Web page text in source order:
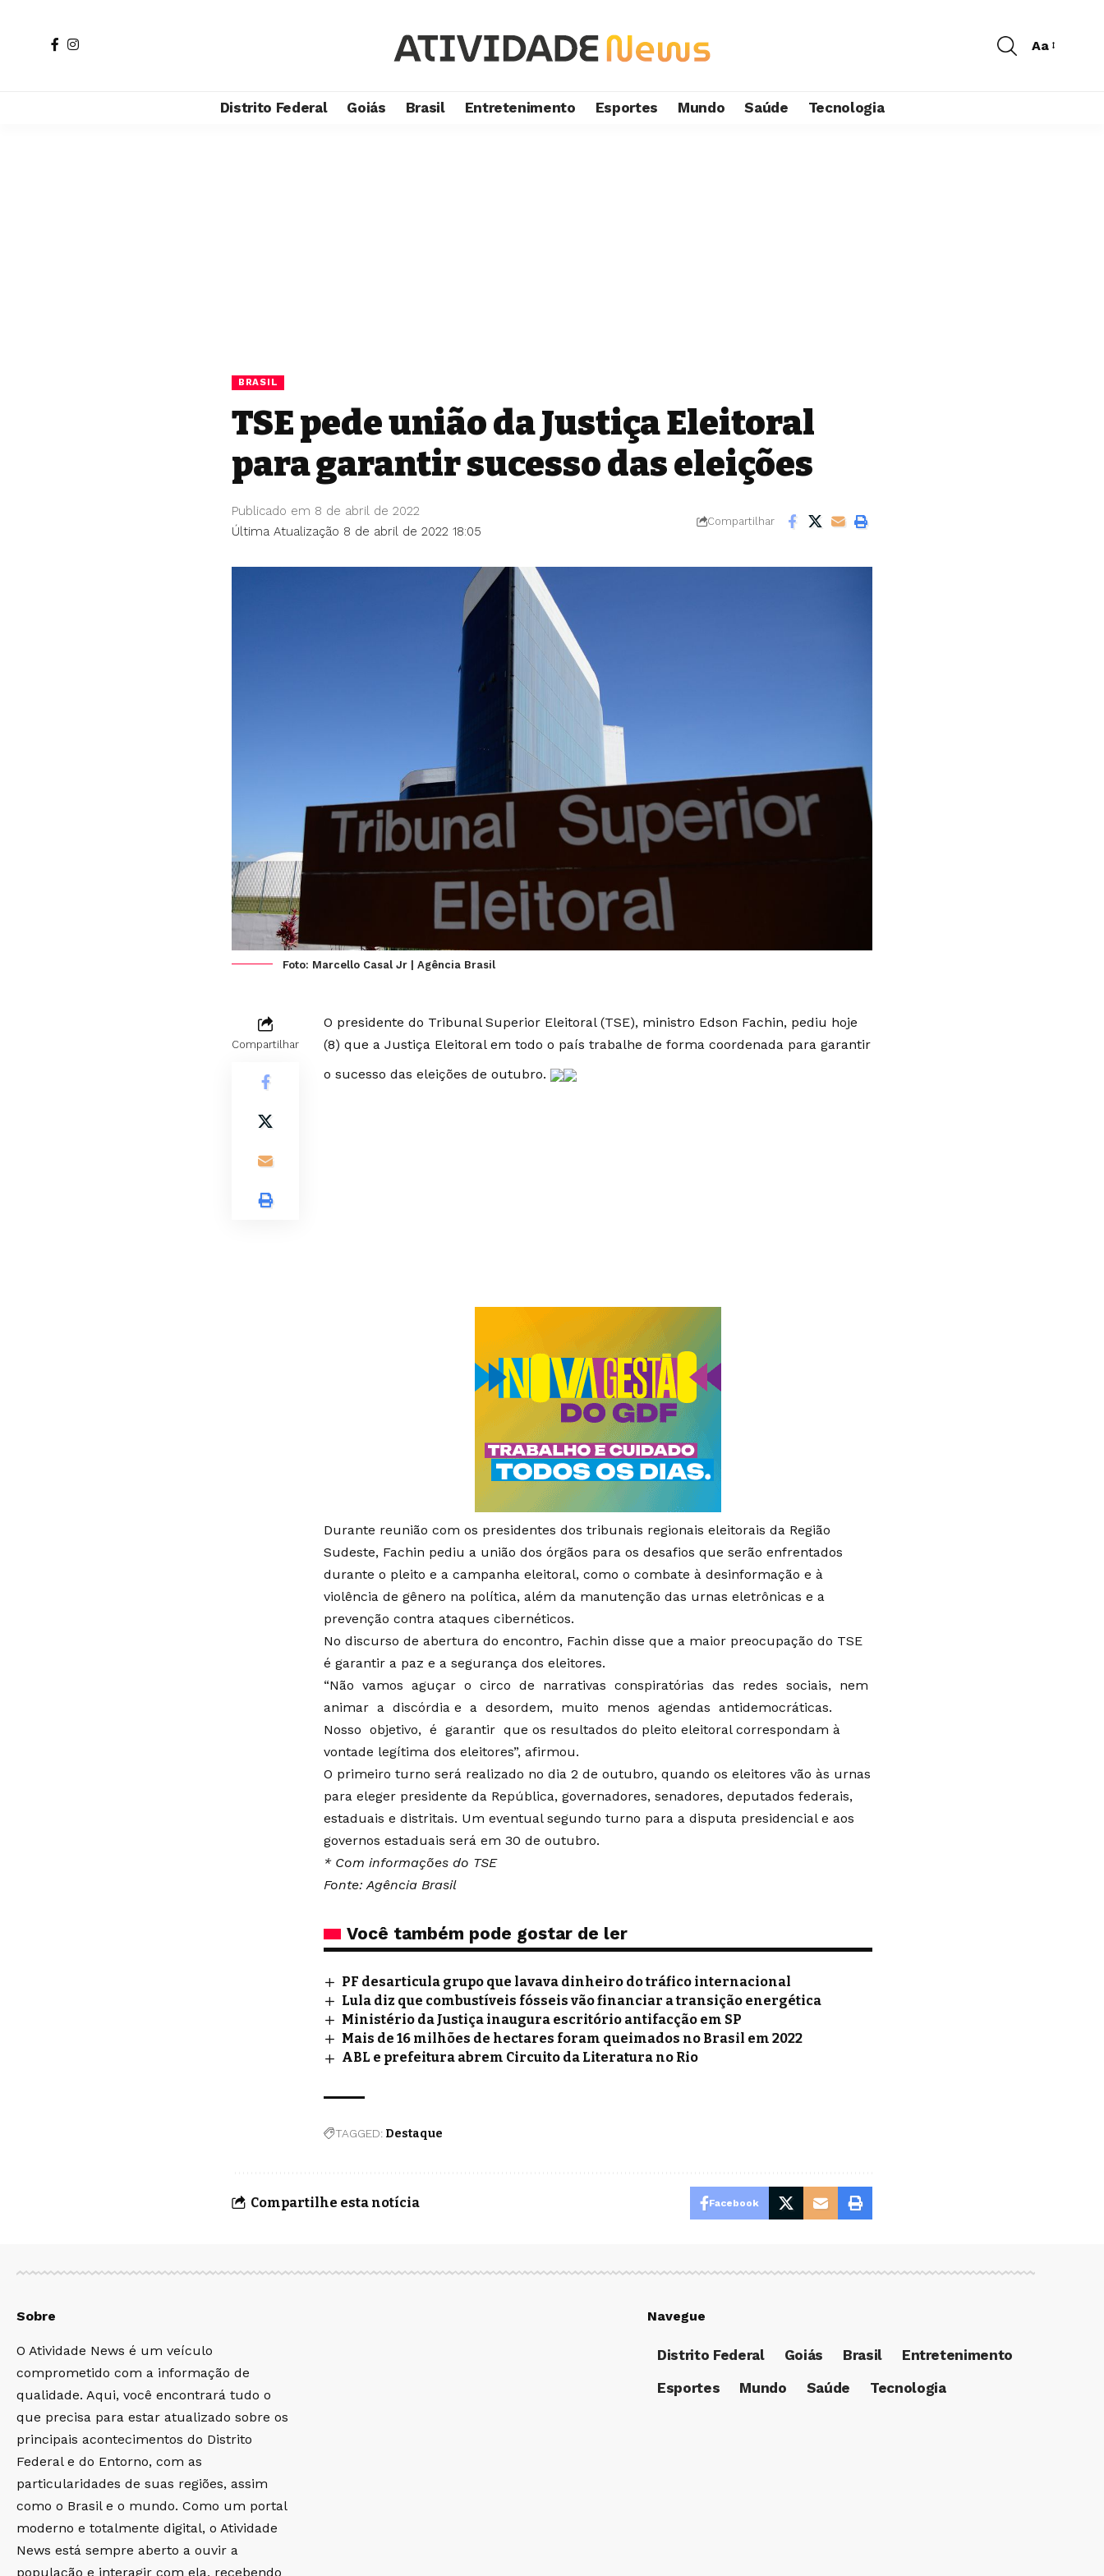
Aa
Distrito Federal Goiás Brasil Entretenimento Esportes Mundo Saúde Tecnologia
BRASIL
TSE pede união da Justiça Eleitoral
para garantir sucesso das eleições
Última Atualização 8 de abril de 2022 18:05
Publicado em 8 de abril de 2022
Compartilhar
Foto: Marcello Casal Jr | Agência Brasil
Compartilhar
O presidente do Tribunal Superior Eleitoral (TSE), ministro Edson Fachin, pediu hoje
(8) que a Justiça Eleitoral em todo o país trabalhe de forma coordenada para garantir
o sucesso das eleições de outubro.
Durante reunião com os presidentes dos tribunais regionais eleitorais da Região
Sudeste, Fachin pediu a união dos órgãos para os desafios que serão enfrentados
durante o pleito e a campanha eleitoral, como o combate à desinformação e à
violência de gênero na política, além da manutenção das urnas eletrônicas e a
prevenção contra ataques cibernéticos.
No discurso de abertura do encontro, Fachin disse que a maior preocupação do TSE
é garantir a paz e a segurança dos eleitores.
“Não vamos aguçar o circo de narrativas conspiratórias das redes sociais, nem
animar a discórdia e a desordem, muito menos agendas antidemocráticas.
Nosso objetivo, é garantir que os resultados do pleito eleitoral correspondam à
vontade legítima dos eleitores”, afirmou.
O primeiro turno será realizado no dia 2 de outubro, quando os eleitores vão às urnas
para eleger presidente da República, governadores, senadores, deputados federais,
estaduais e distritais. Um eventual segundo turno para a disputa presidencial e aos
governos estaduais será em 30 de outubro.
* Com informações do TSE
Fonte: Agência Brasil
Você também pode gostar de ler
PF desarticula grupo que lavava dinheiro do tráfico internacional
Lula diz que combustíveis fósseis vão financiar a transição energética
Ministério da Justiça inaugura escritório antifacção em SP
Mais de 16 milhões de hectares foram queimados no Brasil em 2022
ABL e prefeitura abrem Circuito da Literatura no Rio
TAGGED: Destaque
Compartilhe esta notícia Facebook
Sobre
O Atividade News é um veículo
comprometido com a informação de
qualidade. Aqui, você encontrará tudo o
que precisa para estar atualizado sobre os
principais acontecimentos do Distrito
Federal e do Entorno, com as
particularidades de suas regiões, assim
como o Brasil e o mundo. Como um portal
moderno e totalmente digital, o Atividade
News está sempre aberto a ouvir a
população e interagir com ela, recebendo
Navegue
Distrito Federal Goiás Brasil
Entretenimento
Esportes
Mundo Saúde Tecnologia